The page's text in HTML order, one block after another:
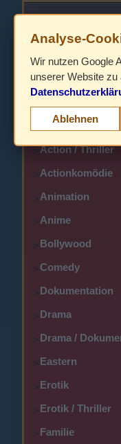
HOME
>
> Action
>Action / Thriller
>Actionkomödie
>Animation
>Anime
>Bollywood
>Comedy
>Dokumentation
>Drama
>Drama /
>Eastern
>Erotik
>Erotik / Thriller
>Familie
Analyse-
Wir nutzen Google
unserer Website zu
Ablehnen